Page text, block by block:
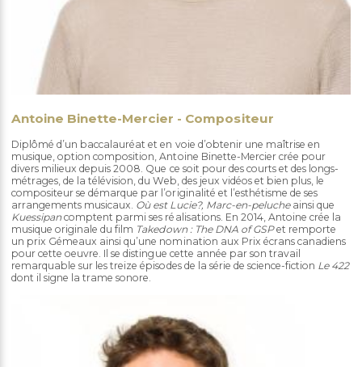
Antoine Binette-Mercier - Compositeur
Diplômé d’un baccalauréat et en voie d’obtenir une maîtrise en
musique, option composition, Antoine Binette-Mercier crée pour
divers milieux depuis 2008. Que ce soit pour des courts et des longs-
métrages, de la télévision, du Web, des jeux vidéos et bien plus, le
compositeur se démarque par l’originalité et l’esthétisme de ses
arrangements musicaux. Où est Lucie?, Marc-en-pelucheainsi que
Kuessipancomptent parmi ses réalisations. En 2014, Antoine crée la
musique originale du film Takedown : The DNA of GSPet remporte
un prix Gémeaux ainsi qu’une nomination aux Prix écrans canadiens
pour cette oeuvre. Il se distingue cette année par son travail
remarquable sur les treize épisodes de la série de science-fiction Le 422
dont il signe la trame sonore.